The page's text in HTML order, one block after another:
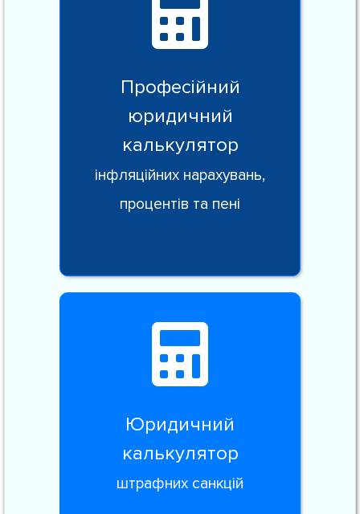
Професійний
юридичний
калькулятор
інфляційних нарахувань,
процентів та пені
Юридичний
калькулятор
штрафних санкцій